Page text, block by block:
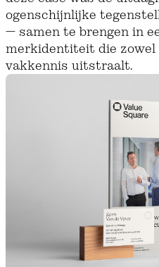
ogenschijnlijke
— samen te brengen in
merkidentiteit die
vakkennis uitstraalt.